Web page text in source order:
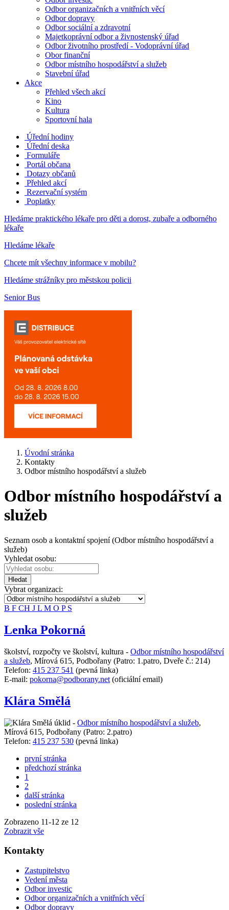
Odbor organizačních a vnitřních věcí
Odbor dopravy
Odbor sociální a zdravotní
Majetkoprávní odbor a živnostenský úřad
Odbor životního prostředí - Vodoprávní úřad
Obor finanční
Odbor místního hospodářství a služeb
Stavební úřad
Akce
Přehled všech akcí
Kino
Kultura
Sportovní hala
Úřední hodiny
Úřední deska
Formuláře
Portál občana
Dotazy občanů
Přehled akcí
Rezervační systém
Poplatky
Hledáme praktického lékaře pro děti a dorost, zubaře a odborného
lékaře
Hledáme lékaře
Chcete mít všechny informace v mobilu?
Hledáme strážníky pro městskou policii
Senior Bus
Úvodní stránka
Kontakty
Odbor místního hospodářství a služeb
Odbor místního hospodářství a
služeb
Seznam osob a kontaktní spojení (Odbor místního hospodářství a
služeb)
Vyhledat osobu:
Hledat
Vybrat organizaci:
B F CH J L M O P S
Lenka Pokorná
školství, rozpočty ve školství, kultura - Odbor místního hospodářství
a služeb, Mírová 615, Podbořany (Patro: 1.patro, Dveře č.: 214)
Telefon: 415 237 541 (pevná linka)
E-mail: pokorna@podborany.net (oficiální email)
Klára Smělá
úklid - Odbor místního hospodářství a služeb,
Mírová 615, Podbořany (Patro: 2.patro)
Telefon: 415 237 530 (pevná linka)
první stránka
předchozí stránka
1
2
další stránka
poslední stránka
Zobrazeno 11-12 ze 12
Zobrazit vše
Kontakty
Zastupitelstvo
Vedení města
Odbor investic
Odbor organizačních a vnitřních věcí
Odbor dopravy